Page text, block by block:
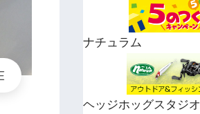
ナチュラム
ヘッジホッグスタジオ